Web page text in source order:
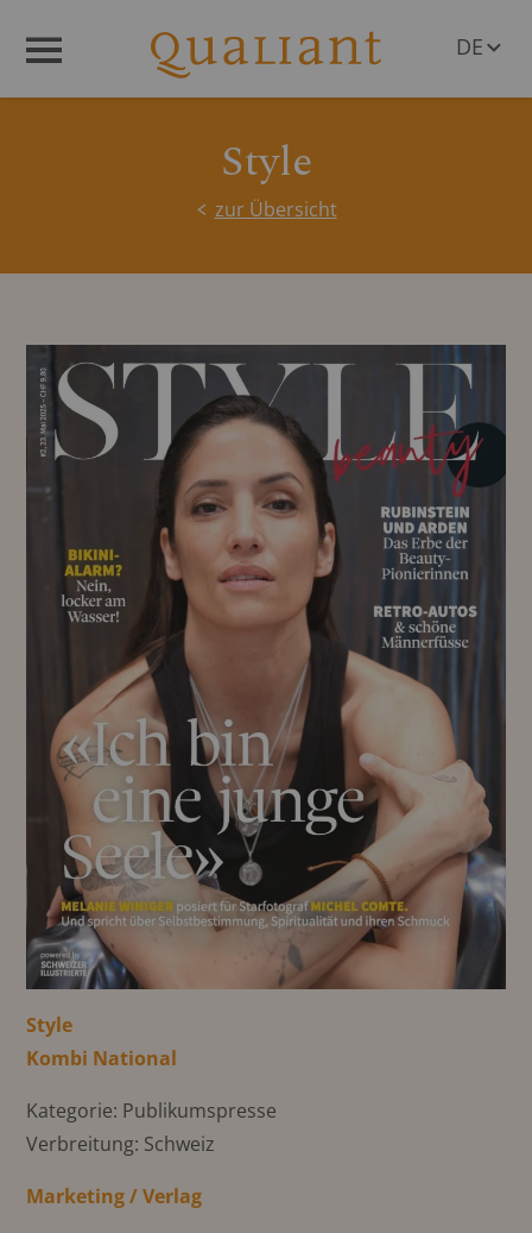
DE
Style
zur Übersicht
Style
Kombi National
Kategorie: Publikumspresse
Verbreitung: Schweiz
Marketing / Verlag